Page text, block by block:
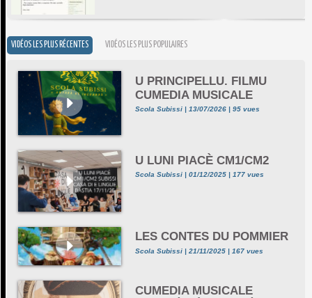
VIDÉOS LES PLUS RÉCENTES VIDÉOS LES PLUS POPULAIRES
U PRINCIPELLU. FILMU
CUMEDIA MUSICALE
Scola Subissi | 13/07/2026 | 95 vues
U LUNI PIACÈ CM1/CM2
Scola Subissi | 01/12/2025 | 177 vues
LES CONTES DU POMMIER
Scola Subissi | 21/11/2025 | 167 vues
CUMEDIA MUSICALE